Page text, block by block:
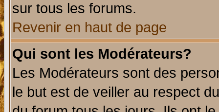
sur tous les forums.
Revenir en haut de page
Qui sont les Modérateurs?
Les Modérateurs sont des
le but est de veiller au respect